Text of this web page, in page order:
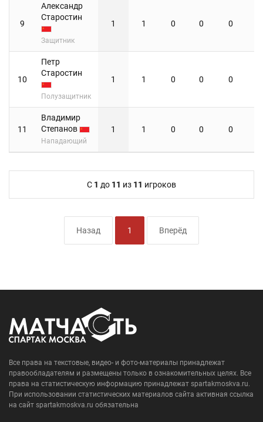
9
Александр
Старостин
Защитник
1 1 0 0 0
10
Петр
Старостин
Полузащитник
1 1 0 0 0
11
Владимир
Степанов
Нападающий
1 1 0 0 0
C 1 до 11 из 11 игроков
Назад 1 Вперёд
Все права на текстовые, видео- и фото-материалы принадлежат
правообладателям и размещены только в ознакомительных целях. Все
права на статистическую информацию принадлежат spartakmoskva.ru.
При использовании статистических материалов сайта активная ссылка
на сайт spartakmoskva.ru обязательна